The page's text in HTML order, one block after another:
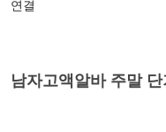
연결
남자고액알바 주말